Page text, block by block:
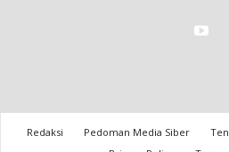
Redaksi Pedoman Media Siber